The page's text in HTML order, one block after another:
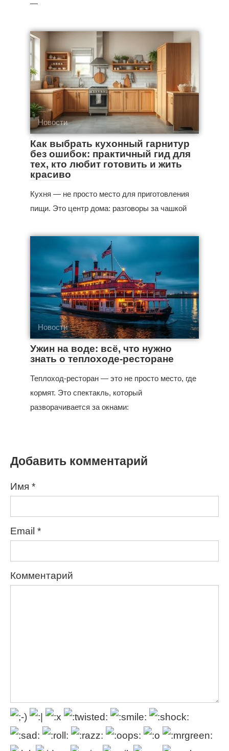
—
Новости
Как выбрать кухонный гарнитур
без ошибок: практичный гид для
тех, кто любит готовить и жить
красиво
Кухня — не просто место для приготовления
пищи. Это центр дома: разговоры за чашкой
Новости
Ужин на воде: всё, что нужно
знать о теплоходе-ресторане
Теплоход-ресторан — это не просто место, где
кормят. Это спектакль, который
разворачивается за окнами:
Добавить комментарий
Имя *
Email *
Комментарий